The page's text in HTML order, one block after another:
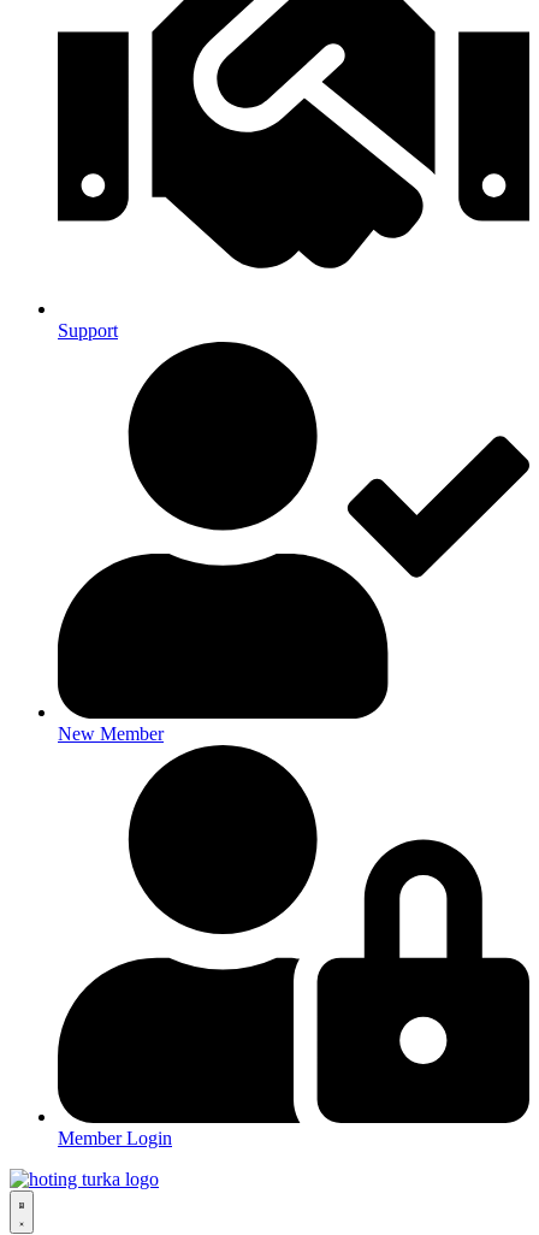
Support
New Member
Member Login